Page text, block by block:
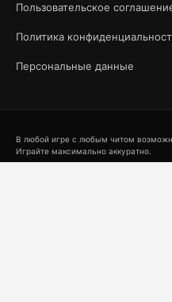
Пользовательское
Политика
Персональные данные
В любой игре с любым читом
Играйте максимально аккуратно.